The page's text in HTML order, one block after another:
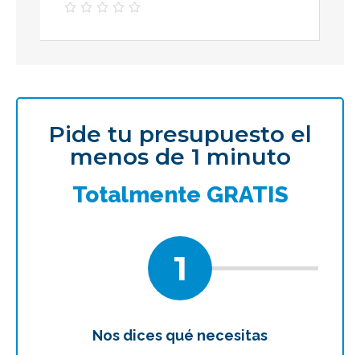
    
Pide tu presupuesto el
menos de 1 minuto
Totalmente GRATIS
1
Nos dices qué necesitas